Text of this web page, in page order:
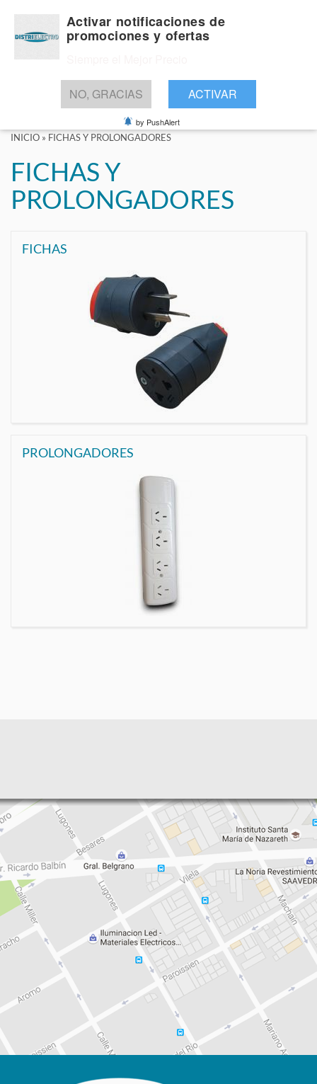
INICIO » FICHAS Y PROLONGADORES
FICHAS Y
PROLONGADORES
FICHAS
PROLONGADORES
Activar notificaciones de
promociones y ofertas
NO, GRACIAS ACTIVAR
by PushAlert